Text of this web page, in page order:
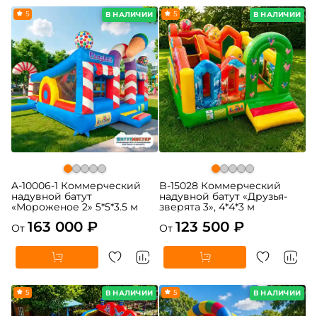
В НАЛИЧИИ
5
A-10006-1 Коммерческий
надувной батут
«Мороженое 2» 5*5*3.5 м
От 163 000 ₽
В НАЛИЧИИ
5
B-15028 Коммерческий
надувной батут «Друзья-
зверята 3», 4*4*3 м
От 123 500 ₽
В НАЛИЧИИ
5 В НАЛИЧИИ
5